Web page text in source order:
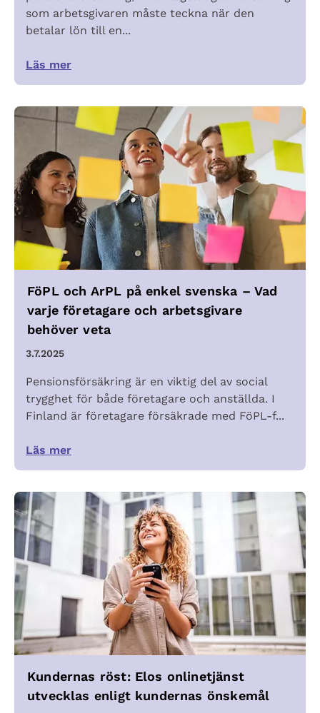
som arbetsgivaren måste teckna när den
betalar lön till en...
Läs mer
FöPL och ArPL på enkel svenska – Vad
varje företagare och arbetsgivare
behöver veta
3.7.2025
Pensionsförsäkring är en viktig del av social
trygghet för både företagare och anställda. I
Finland är företagare försäkrade med FöPL-f...
Läs mer
Kundernas röst: Elos onlinetjänst
utvecklas enligt kundernas önskemål